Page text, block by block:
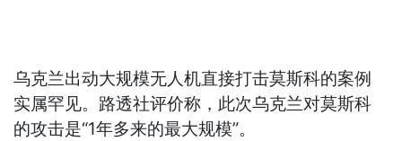
乌克兰出动大规模无人机直接打击莫斯科的案例
实属罕见。路透社评价称，此次乌克兰对莫斯科
的攻击是“1年多来的最大规模”。